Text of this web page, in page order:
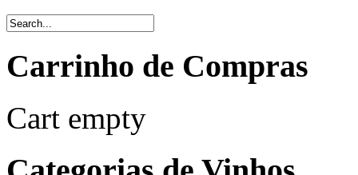
Carrinho de Compras
Cart empty